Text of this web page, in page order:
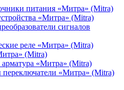
питания «Митра» (Mitra)
«Митра» (Mitra)
сигналов
реле «Митра» (Mitra)
(Mitra)
арматура «Митра» (Mitra)
«Митра» (Mitra)